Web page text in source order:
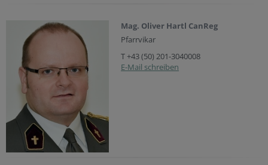
Mag. Oliver Hartl CanReg
Pfarrvikar
T +43 (50) 201-3040008
E-Mail schreiben